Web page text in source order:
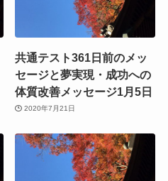
共通テスト361日前のメッ
セージと夢実現・成功への
体質改善メッセージ1月5日
2020年7月21日